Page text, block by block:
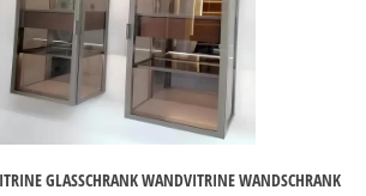
GLASSCHRANK WANDVITRINE WANDSCHRANK